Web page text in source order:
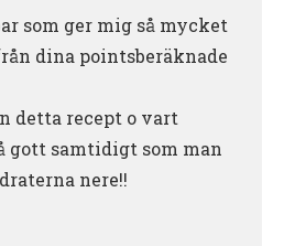
som ger mig så mycket
dina pointsberäknade
detta recept o vart
gott samtidigt som man
nere!!